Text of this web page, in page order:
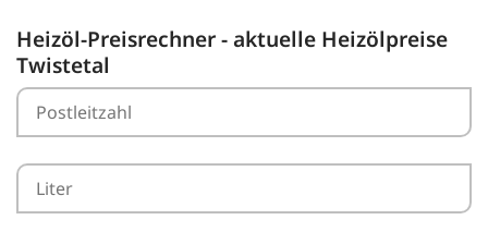
Heizöl-Preisrechner - aktuelle Heizölpreise
Twistetal